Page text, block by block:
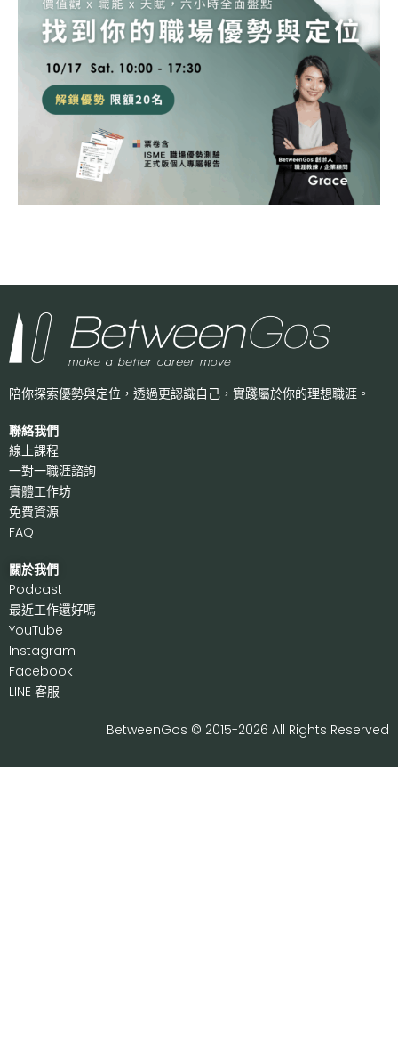
陪你探索優勢與定位，透過更認識自己， 實踐屬於你的理想職涯。
聯絡我們
線上課程
一對一職涯諮詢
實體工作坊
免費資源
FAQ
關於我們
Podcast
最近工作還好嗎
YouTube
Instagram
Facebook
LINE 客服
BetweenGos © 2015-2026 All Rights Reserved